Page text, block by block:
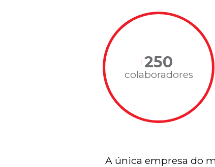
250
colaboradores
A única empresa do